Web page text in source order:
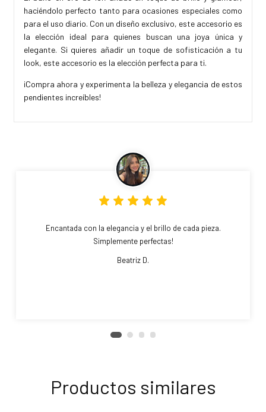
haciéndolo perfecto tanto para ocasiones especiales como
para el uso diario. Con un diseño exclusivo, este accesorio es
la elección ideal para quienes buscan una joya única y
elegante. Si quieres añadir un toque de sofisticación a tu
look, este accesorio es la elección perfecta para ti.
¡Compra ahora y experimenta la belleza y elegancia de estos
pendientes increíbles!
Encantada con la elegancia y el brillo de cada pieza.
Simplemente perfectas!
Beatriz D.
Productos similares